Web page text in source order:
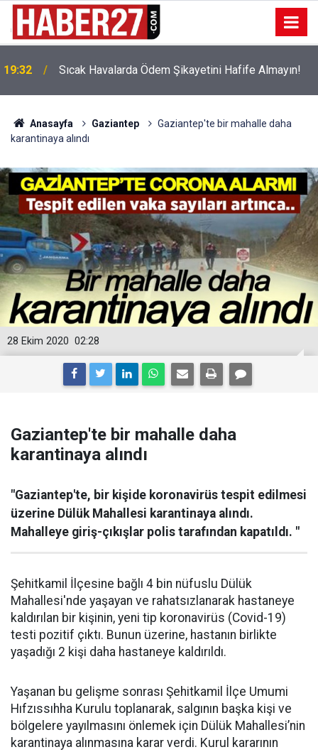
19:32 Sıcak Havalarda Ödem Şikayetini Hafife Almayın!
Anasayfa Gaziantep
Gaziantep'te bir mahalle daha
karantinaya alındı
02:28
28 Ekim 2020
Gaziantep'te bir mahalle daha
karantinaya alındı
"Gaziantep'te, bir kişide koronavirüs tespit edilmesi
üzerine Dülük Mahallesi karantinaya alındı.
Mahalleye giriş-çıkışlar polis tarafından kapatıldı. "
Şehitkamil İlçesine bağlı 4 bin nüfuslu Dülük
Mahallesi'nde yaşayan ve rahatsızlanarak hastaneye
kaldırılan bir kişinin, yeni tip koronavirüs (Covid-19)
testi pozitif çıktı. Bunun üzerine, hastanın birlikte
yaşadığı 2 kişi daha hastaneye kaldırıldı.
Yaşanan bu gelişme sonrası Şehitkamil İlçe Umumi
Hıfzıssıhha Kurulu toplanarak, salgının başka kişi ve
bölgelere yayılmasını önlemek için Dülük Mahallesi’nin
karantinaya alınmasına karar verdi. Kurul kararının